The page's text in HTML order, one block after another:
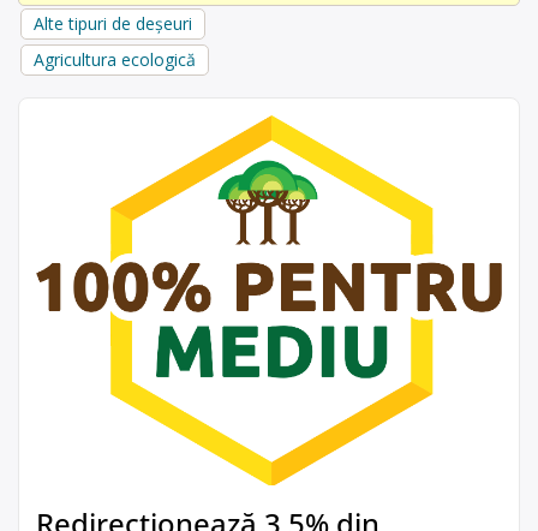
Alte tipuri de deșeuri
Agricultura ecologică